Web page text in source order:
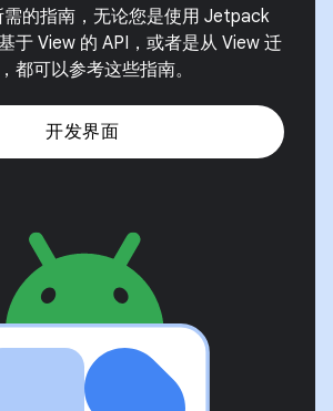
的指南，无论您是使用 Jetpack
于 View 的 API，或者是从 View 迁
都可以参考这些指南。
开发界面